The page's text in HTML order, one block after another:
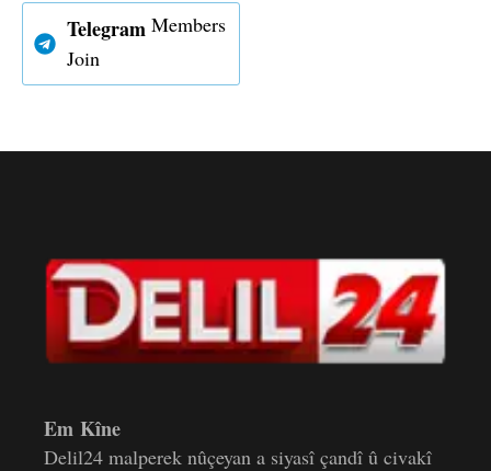
Telegram Members
Join
Em Kîne
Delil24 malperek nûçeyan a siyasî çandî û civakî